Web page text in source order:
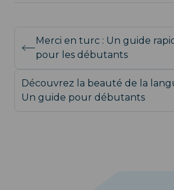
Merci en turc : Un guide
pour les débutants
Découvrez la beauté de la
Un guide pour débutants